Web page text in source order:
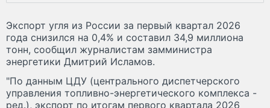
Экспорт угля из России за первый квартал 2026
года снизился на 0,4% и составил 34,9 миллиона
тонн, сообщил журналистам замминистра
энергетики Дмитрий Исламов.
"По данным ЦДУ (центрального диспетчерского
управления топливно-энергетического комплекса -
ред.), экспорт по итогам первого квартала 2026